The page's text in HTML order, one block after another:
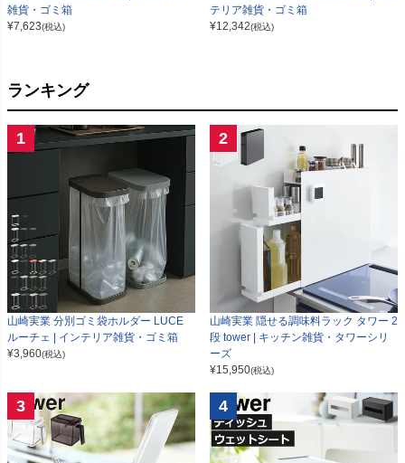
雑貨・ゴミ箱
¥7,623(税込)
テリア雑貨・ゴミ箱
¥12,342(税込)
ランキング
1
山崎実業 分別ゴミ袋ホルダー LUCE
ルーチェ | インテリア雑貨・ゴミ箱
¥3,960(税込)
2
山崎実業 隠せる調味料ラック タワー 2
段 tower | キッチン雑貨・タワーシリ
ーズ
¥15,950(税込)
3 4